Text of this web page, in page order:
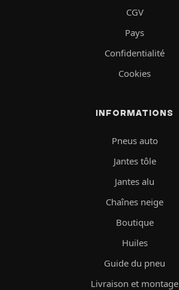
CGV
Pays
Confidentialité
Cookies
INFORMATIONS
Pneus auto
Jantes tôle
Jantes alu
Chaînes neige
Boutique
Huiles
Guide du pneu
Livraison et montage